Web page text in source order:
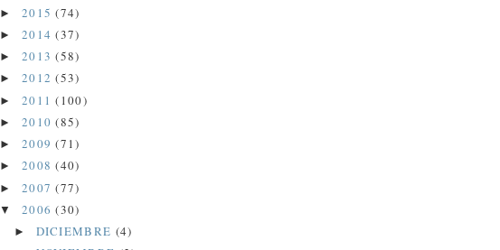
► 2015(74)
► 2014(37)
► 2013(58)
► 2012(53)
► 2011(100)
► 2010(85)
► 2009(71)
► 2008(40)
► 2007(77)
▼ 2006(30)
► DICIEMBRE (4)